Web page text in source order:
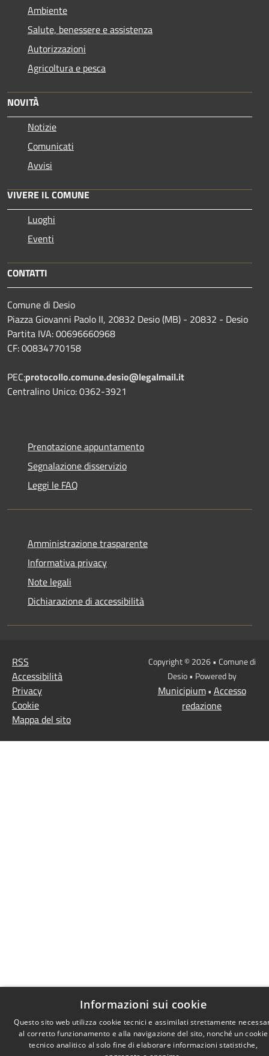
Ambiente
Salute, benessere e assistenza
Autorizzazioni
Agricoltura e pesca
NOVITÀ
Notizie
Comunicati
Avvisi
VIVERE IL COMUNE
Luoghi
Eventi
CONTATTI
Comune di Desio
Piazza Giovanni Paolo II, 20832 Desio (MB) - 20832 - Desio
Partita IVA: 00696660968
CF: 00834770158
PEC:protocollo.comune.desio@legalmail.it
Centralino Unico: 0362-3921
Prenotazione appuntamento
Segnalazione disservizio
Leggi le FAQ
Amministrazione trasparente
Informativa privacy
Note legali
Dichiarazione di accessibilità
RSS
Accessibilità
Privacy
Cookie
Mappa del sito
Copyright © 2026 • Comune di
Desio • Powered by
Municipium• Accesso
redazione
Informazioni sui cookie
Questo sito web utilizza cookie tecnici e assimilati strettamente
al corretto funzionamento e alla navigazione del sito, nonché un cookie
tecnico analitico al solo fine di elaborare informazioni statistiche,